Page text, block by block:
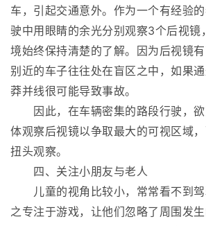
车，引起交通意外。作为一个有经验
驶中用眼睛的余光分别观察3个后视镜
境始终保持清楚的了解。因为后视镜
别近的车子往往处在盲区之中，如果
莽并线很可能导致事故。
因此，在车辆密集的路段行驶，欲
体观察后视镜以争取最大的可视区域
扭头观察。
四、关注小朋友与老人
儿童的视角比较小，常常看不到驾
之专注于游戏，让他们忽略了周围发